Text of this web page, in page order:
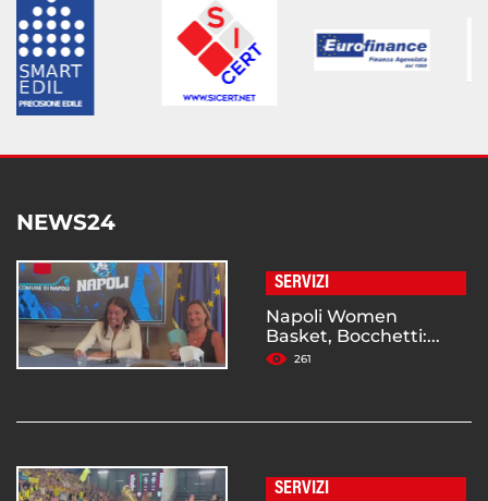
NEWS24
SERVIZI
Napoli Women
Basket, Bocchetti:...
261
SERVIZI